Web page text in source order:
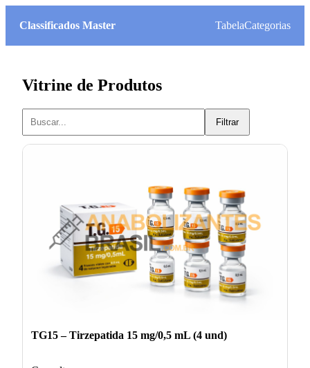
Classificados Master TabelaCategorias
Vitrine de Produtos
Filtrar
TG15 – Tirzepatida 15 mg/0,5 mL (4 und)